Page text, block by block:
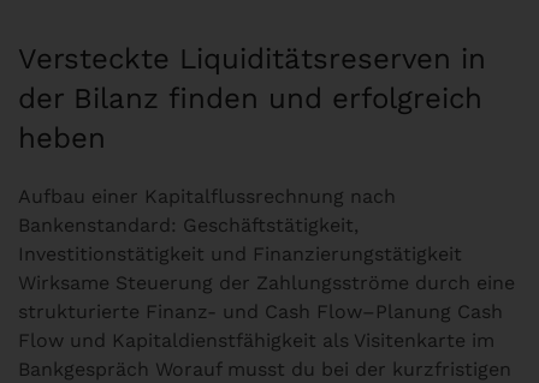
Versteckte Liquiditätsreserven in
der Bilanz finden und erfolgreich
heben
Aufbau einer Kapitalflussrechnung nach
Bankenstandard: Geschäftstätigkeit,
Investitionstätigkeit und Finanzierungstätigkeit
Wirksame Steuerung der Zahlungsströme durch eine
strukturierte Finanz- und Cash Flow–Planung Cash
Flow und Kapitaldienstfähigkeit als Visitenkarte im
Bankgespräch Worauf musst du bei der kurzfristigen